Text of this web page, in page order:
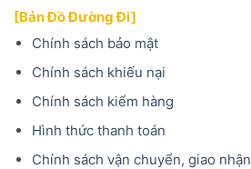
[Bản Đồ Đường Đi]
Chính sách bảo mật
Chính sách khiếu nại
Chính sách kiểm hàng
Hình thức thanh toán
Chính sách vận chuyển, giao nhận